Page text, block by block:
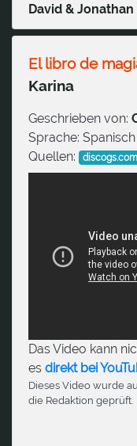
David & Jonathan
El libro de
Karina
Geschrieben von:
Sprache: Spanisch
Quellen:
discogs.com
Das Video kann
es direkt bei
Dieses Video wurde
die Redaktion geprüft.